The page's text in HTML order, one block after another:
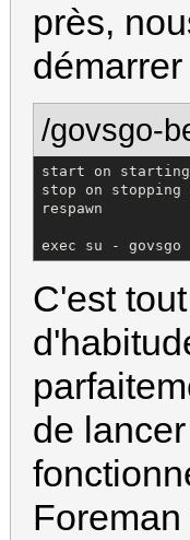
près,
démarrer
/govsgo-
start on starting
stop on stopping
respawn
exec su -
C'est
de